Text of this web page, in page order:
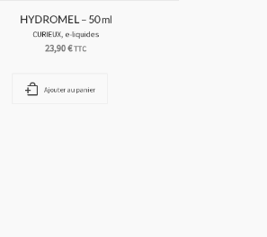
HYDROMEL – 50 ml
CURIEUX